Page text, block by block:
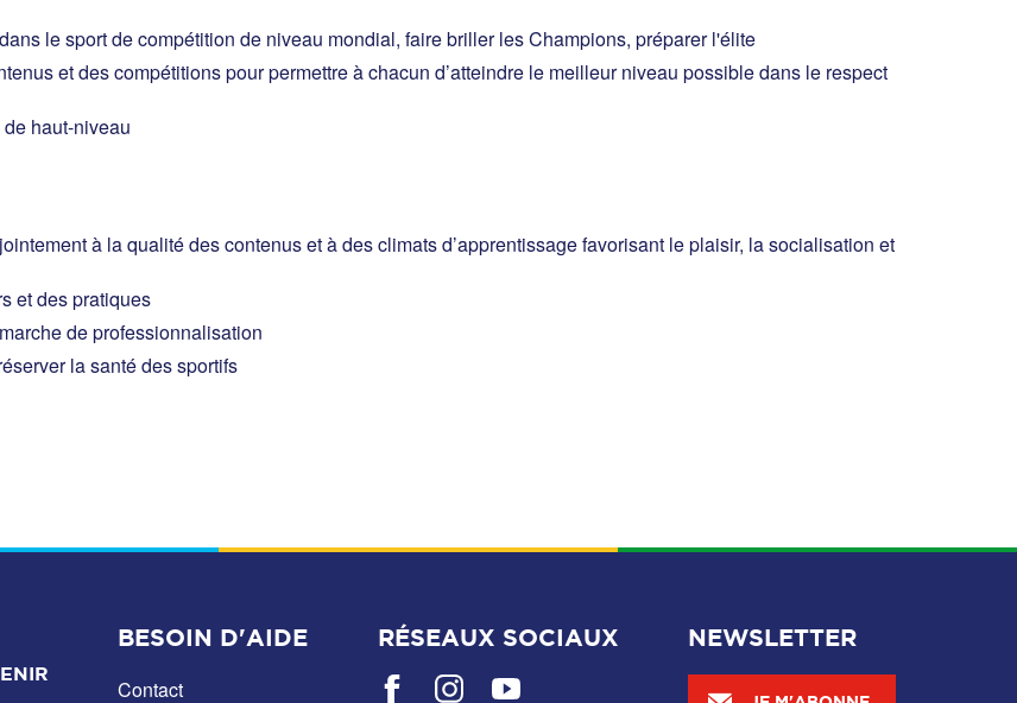
le sport de compétition de niveau mondial, faire briller les Champions, préparer l'élite
et des compétitions pour permettre à chacun d’atteindre le meilleur niveau possible dans le respect
haut-niveau
à la qualité des contenus et à des climats d’apprentissage favorisant le plaisir, la socialisation et
et des pratiques
de professionnalisation
la santé des sportifs
BESOIN D'AIDE
Contact
RÉSEAUX SOCIAUX NEWSLETTER